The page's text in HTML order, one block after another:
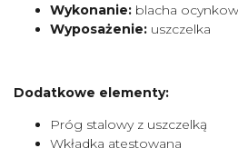
Wykonanie: blacha
Wyposażenie: uszczelka
Dodatkowe elementy:
Próg stalowy z uszczelką
Wkładka atestowana